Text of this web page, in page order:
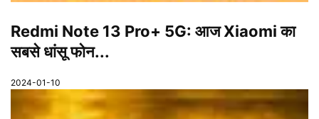
Redmi Note 13 Pro+ 5G: आज Xiaomi का
सबसे धांसू फोन...
2024-01-10